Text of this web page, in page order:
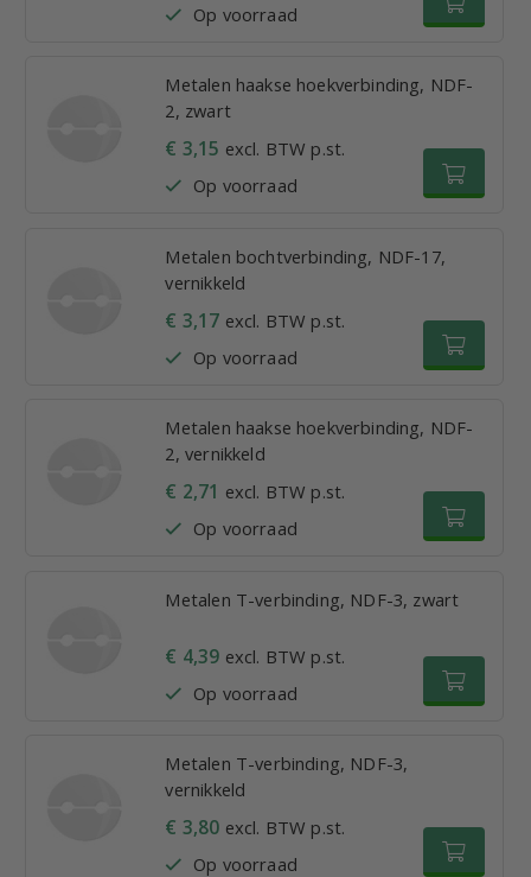
Op voorraad
Metalen haakse hoekverbinding, NDF-
2, zwart
€ 3,15 excl. BTW p.st.
Op voorraad
Metalen bochtverbinding, NDF-17,
vernikkeld
€ 3,17 excl. BTW p.st.
Op voorraad
Metalen haakse hoekverbinding, NDF-
2, vernikkeld
€ 2,71 excl. BTW p.st.
Op voorraad
Metalen T-verbinding, NDF-3, zwart
€ 4,39 excl. BTW p.st.
Op voorraad
Metalen T-verbinding, NDF-3,
vernikkeld
€ 3,80 excl. BTW p.st.
Op voorraad